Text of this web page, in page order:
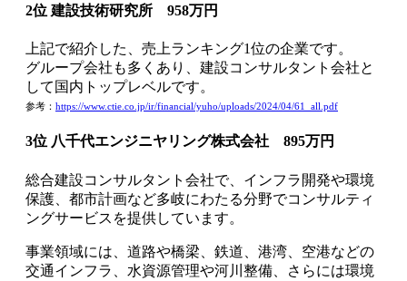
2位 建設技術研究所 958万円
上記で紹介した、売上ランキング1位の企業です。
グループ会社も多くあり、建設コンサルタント会社と
して国内トップレベルです。
参考： https://www.ctie.co.jp/ir/financial/yuho/uploads/2024/04/61_all.pdf
3位 八千代エンジニヤリング株式会社 895万円
総合建設コンサルタント会社で、インフラ開発や環境
保護、都市計画など多岐にわたる分野でコンサルティ
ングサービスを提供しています。
事業領域には、道路や橋梁、鉄道、港湾、空港などの
交通インフラ、水資源管理や河川整備、さらには環境